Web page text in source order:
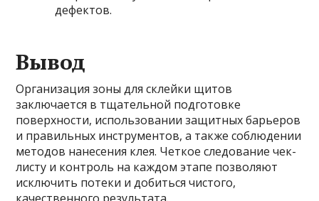
дефектов.
Вывод
Организация зоны для склейки щитов
заключается в тщательной подготовке
поверхности, использовании защитных барьеров
и правильных инструментов, а также соблюдении
методов нанесения клея. Четкое следование чек-
листу и контроль на каждом этапе позволяют
исключить потеки и добиться чистого,